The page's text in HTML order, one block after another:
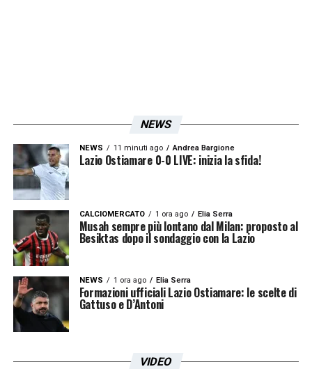
LA PLAYLIST DELLE NOSTRE TOP NEWS
NEWS
NEWS 11 minuti ago Andrea Bargione
Lazio Ostiamare 0-0 LIVE: inizia la sfida!
CALCIOMERCATO 1 ora ago Elia Serra
Musah sempre più lontano dal Milan: proposto al
Besiktas dopo il sondaggio con la Lazio
NEWS 1 ora ago Elia Serra
Formazioni ufficiali Lazio Ostiamare: le scelte di
Gattuso e D’Antoni
VIDEO